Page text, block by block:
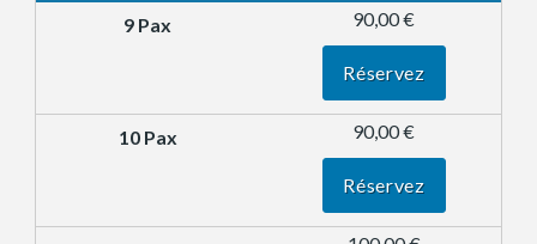
90,00 €
Réservez
90,00 €
Réservez